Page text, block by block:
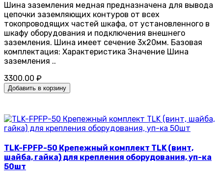
Шина заземления медная предназначена для вывода
цепочки заземляющих контуров от всех
токопроводящих частей шкафа, от установленного в
шкафу оборудования и подключения внешнего
заземления. Шина имеет сечение 3х20мм. Базовая
комплектация: Характеристика Значение Шина
заземления ..
3300.00 ₽
Добавить в корзину
TLK-FPFP-50 Крепежный комплект TLK (винт,
шайба, гайка) для крепления оборудования, уп-ка
50шт